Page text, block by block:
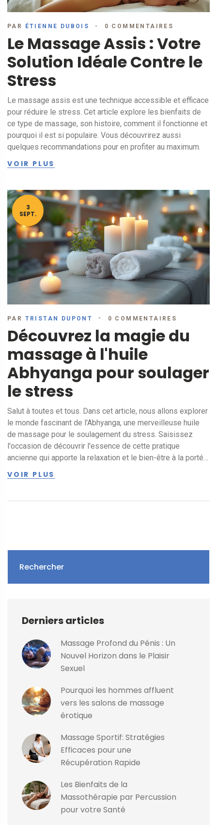
PAR ÉTIENNE DUBOIS 0 COMMENTAIRES
Le Massage Assis : Votre
Solution Idéale Contre le
Stress
Le massage assis est une technique accessible et efficace
pour réduire le stress. Cet article explore les bienfaits de
ce type de massage, son histoire, comment il fonctionne et
pourquoi il est si populaire. Vous découvrirez aussi
quelques recommandations pour en profiter au maximum.
VOIR PLUS
3
SEPT.
PAR TRISTAN DUPONT 0 COMMENTAIRES
Découvrez la magie du
massage à l'huile
Abhyanga pour soulager
le stress
Salut à toutes et tous. Dans cet article, nous allons explorer
le monde fascinant de l'Abhyanga, une merveilleuse huile
de massage pour le soulagement du stress. Saisissez
l'occasion de découvrir l'essence de cette pratique
ancienne qui apporte la relaxation et le bien-être à la portée
avec l'Abhyanga, vous montrer sa magie et comment il peut
Rejoignez-moi dans cette escapade où nous découvrirons
VOIR PLUS
Rechercher
Derniers articles
Massage Profond du Pénis : Un
Nouvel Horizon dans le Plaisir
Sexuel
Pourquoi les hommes affluent
vers les salons de massage
érotique
Massage Sportif: Stratégies
Efficaces pour une
Récupération Rapide
Les Bienfaits de la
Massothérapie par Percussion
pour votre Santé